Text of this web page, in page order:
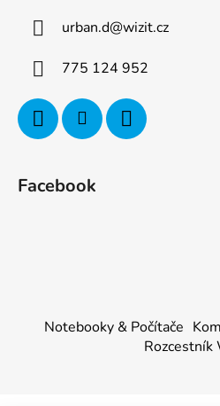
urban.d@wizit.cz
775 124 952
Facebook
Notebooky & Počítače
Rozcestník